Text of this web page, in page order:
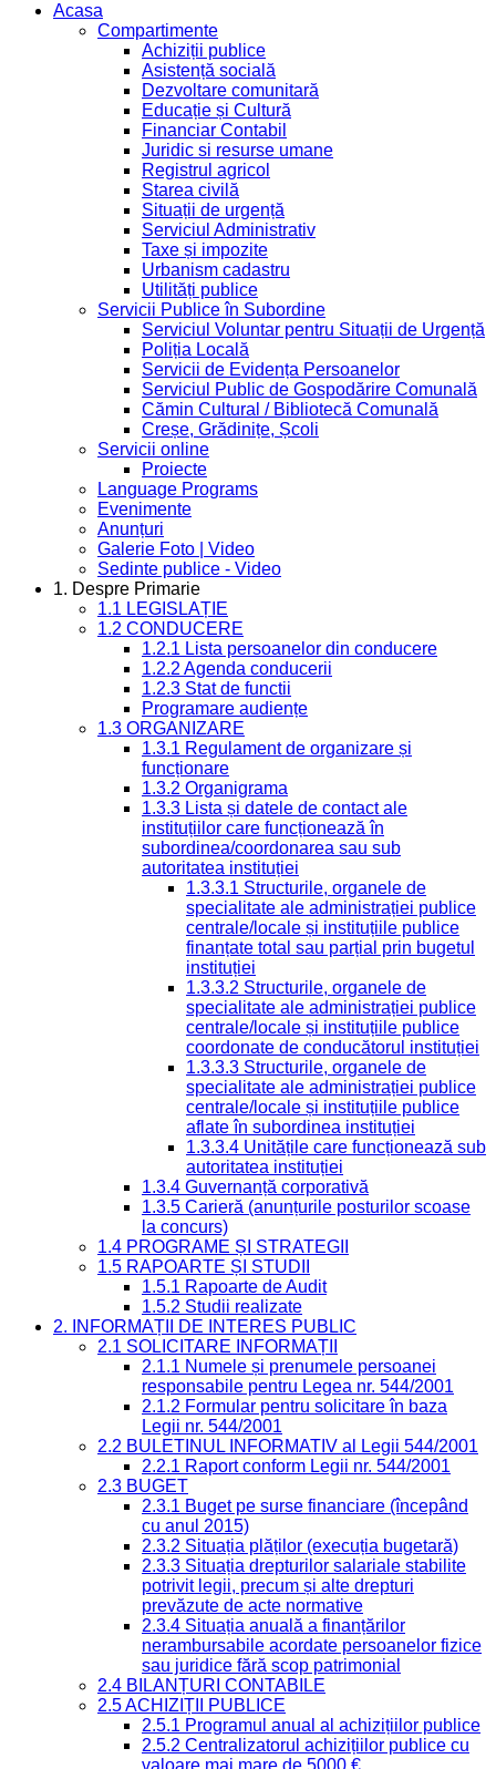
Acasa
Compartimente
Achiziții publice
Asistență socială
Dezvoltare comunitară
Educație și Cultură
Financiar Contabil
Juridic si resurse umane
Registrul agricol
Starea civilă
Situații de urgență
Serviciul Administrativ
Taxe și impozite
Urbanism cadastru
Utilități publice
Servicii Publice în Subordine
Serviciul Voluntar pentru Situații de Urgență
Poliția Locală
Servicii de Evidența Persoanelor
Serviciul Public de Gospodărire Comunală
Cămin Cultural / Bibliotecă Comunală
Creșe, Grădinițe, Școli
Servicii online
Proiecte
Language Programs
Evenimente
Anunțuri
Galerie Foto | Video
Sedinte publice - Video
1. Despre Primarie
1.1 LEGISLAȚIE
1.2 CONDUCERE
1.2.1 Lista persoanelor din conducere
1.2.2 Agenda conducerii
1.2.3 Stat de functii
Programare audiențe
1.3 ORGANIZARE
1.3.1 Regulament de organizare și
funcționare
1.3.2 Organigrama
1.3.3 Lista și datele de contact ale
instituțiilor care funcționează în
subordinea/coordonarea sau sub
autoritatea instituției
1.3.3.1 Structurile, organele de
specialitate ale administrației publice
centrale/locale și instituțiile publice
finanțate total sau parțial prin bugetul
instituției
1.3.3.2 Structurile, organele de
specialitate ale administrației publice
centrale/locale și instituțiile publice
coordonate de conducătorul instituției
1.3.3.3 Structurile, organele de
specialitate ale administrației publice
centrale/locale și instituțiile publice
aflate în subordinea instituției
1.3.3.4 Unitățile care funcționează sub
autoritatea instituției
1.3.4 Guvernanță corporativă
1.3.5 Carieră (anunțurile posturilor scoase
la concurs)
1.4 PROGRAME ȘI STRATEGII
1.5 RAPOARTE ȘI STUDII
1.5.1 Rapoarte de Audit
1.5.2 Studii realizate
2. INFORMAȚII DE INTERES PUBLIC
2.1 SOLICITARE INFORMAȚII
2.1.1 Numele și prenumele persoanei
responsabile pentru Legea nr. 544/2001
2.1.2 Formular pentru solicitare în baza
Legii nr. 544/2001
2.2 BULETINUL INFORMATIV al Legii 544/2001
2.2.1 Raport conform Legii nr. 544/2001
2.3 BUGET
2.3.1 Buget pe surse financiare (începând
cu anul 2015)
2.3.2 Situația plăților (execuția bugetară)
2.3.3 Situația drepturilor salariale stabilite
potrivit legii, precum și alte drepturi
prevăzute de acte normative
2.3.4 Situația anuală a finanțărilor
nerambursabile acordate persoanelor fizice
sau juridice fără scop patrimonial
2.4 BILANȚURI CONTABILE
2.5 ACHIZIȚII PUBLICE
2.5.1 Programul anual al achizițiilor publice
2.5.2 Centralizatorul achizițiilor publice cu
valoare mai mare de 5000 €